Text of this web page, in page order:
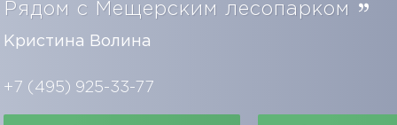
с Мещерским лесопарком
Кристина Волина
+7 (495) 925-33-77